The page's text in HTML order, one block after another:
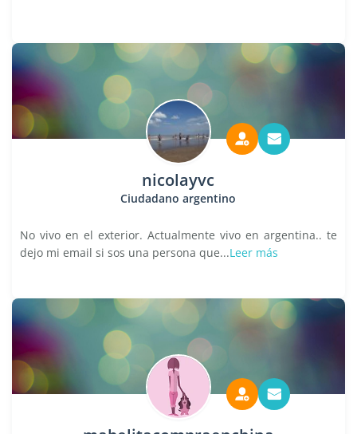
nicolayvc
Ciudadano argentino
No vivo en el exterior. Actualmente vivo en argentina.. te
dejo mi email si sos una persona que...Leer más